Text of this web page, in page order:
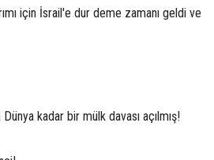
için İsrail'e dur deme zamanı geldi ve
Dünya kadar bir mülk davası açılmış!